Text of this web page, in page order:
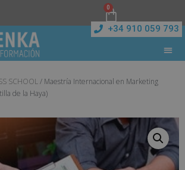
0
+34 910 059 793
SCHOOL/ Maestría Internacional en Marketing
de la Haya)